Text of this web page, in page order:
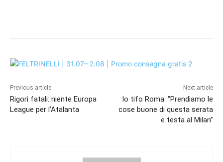
Previous article
Rigori fatali: niente Europa
League per l’Atalanta
Next article
Io tifo Roma. “Prendiamo le
cose buone di questa serata
e testa al Milan”